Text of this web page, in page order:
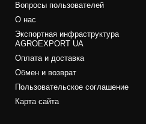
Вопросы пользователей
О нас
Экспортная инфраструктура
AGROEXPORT UA
Оплата и доставка
Обмен и возврат
Пользовательское соглашение
Карта сайта